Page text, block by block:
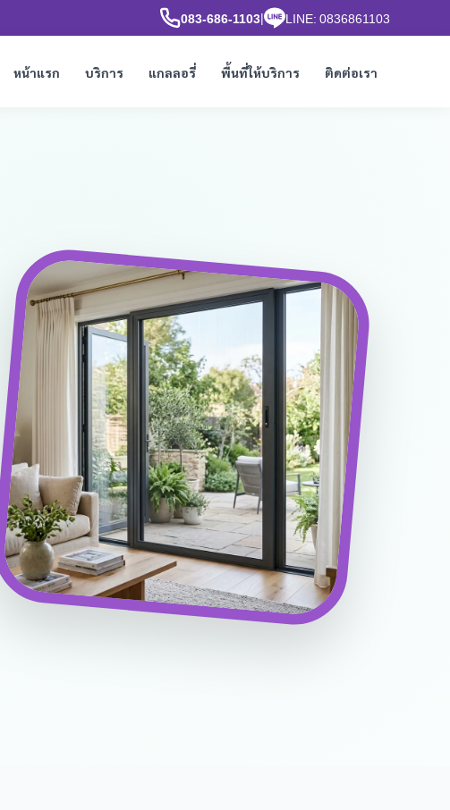
083-686-1103| LINE: 0836861103
หน้าแรก บริการ แกลลอรี่ พื้นที่ให้บริการ ติดต่อเรา